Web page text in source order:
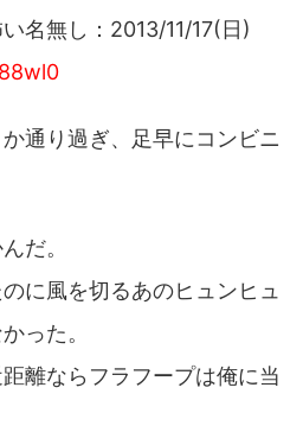
名無し：2013/11/17(日)
通り過ぎ、足早にコンビニ
だ。
に風を切るあのヒュンヒュ
った。
離ならフラフープは俺に当